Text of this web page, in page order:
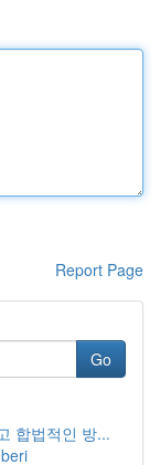
Report Page
Go
합법적인 방...